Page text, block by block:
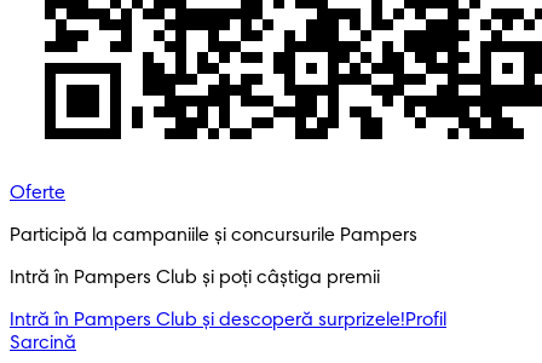
Oferte
Participă la campaniile și concursurile Pampers
Intră în Pampers Club și poți câștiga premii
Intră în Pampers Club și descoperă surprizele!​Profil
Sarcină